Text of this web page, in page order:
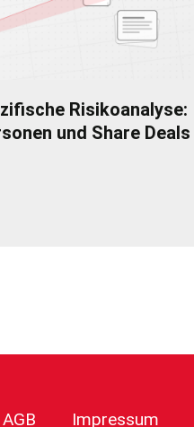
Risikoanalyse:
und Share Deals
AGB Impressum